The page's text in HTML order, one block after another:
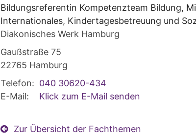
Bildungsreferentin Kompetenzteam Bildung,
Internationales, Kindertagesbetreuung und
Diakonisches Werk Hamburg
Gaußstraße 75
22765 Hamburg
Telefon: 040 30620-434
E-Mail:
Klick zum E-Mail senden
Zur Übersicht der Fachthemen